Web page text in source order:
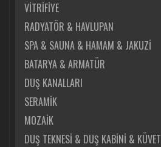
VİTRİFİYE
RADYATÖR & HAVLUPAN
SPA & SAUNA & HAMAM & JAKUZİ
BATARYA & ARMATÜR
DUŞ KANALLARI
SERAMİK
MOZAİK
DUŞ TEKNESİ & DUŞ KABİNİ & KÜVET